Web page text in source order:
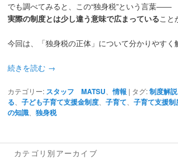
でも調べてみると、この“独身税”という言葉――
実際の制度とは少し違う意味で広まっていること
今回は、「独身税の正体」について分かりやすく
続きを読む →
カテゴリー: スタッフ MATSU、情報 | タグ: 制度解説
る、子ども子育て支援金制度、子育て、子育て支援制
の知識、独身税
カテゴリ別アーカイブ